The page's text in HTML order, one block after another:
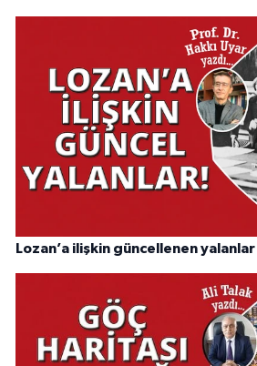
Lozan’a ilişkin güncellenen yalanlar